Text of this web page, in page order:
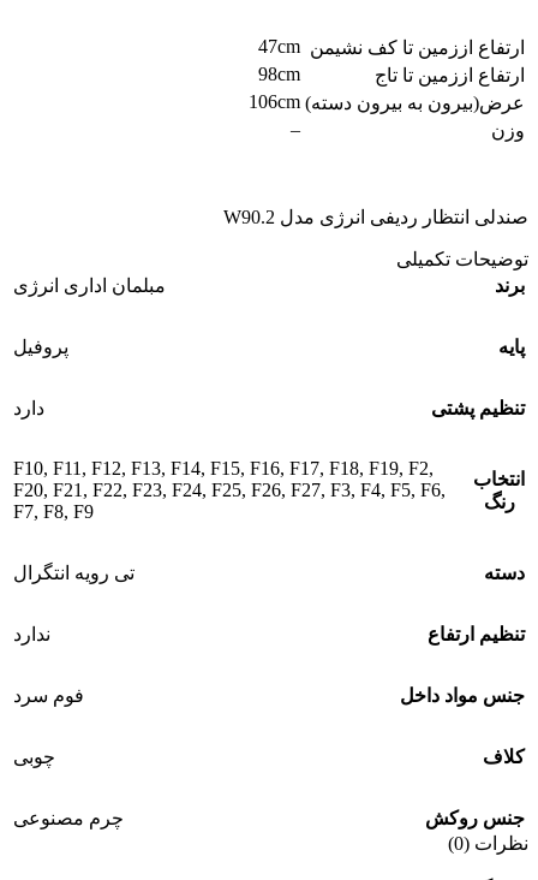
ارتفاع اززمین تا کف نشیمن 47cm
ارتفاع اززمین تا تاج
98cm
عرض(بیرون به بیرون دسته) 106cm
وزن
–
صندلی انتظار ردیفی انرژی مدل W90.2
توضیحات تکمیلی
برند
مبلمان اداری انرژی
پایه پروفیل
تنظیم پشتی دارد
انتخاب
رنگ
F10, F11 , F12, F13, F14, F15, F16, F17, F18, F19, F2,
F20, F21 , F22, F23, F24, F25, F26, F27, F3, F4, F5, F6,
F7, F8, F9
دسته تی رویه انتگرال
تنظیم ارتفاع ندارد
جنس مواد داخل فوم سرد
کلاف چوبی
جنس روکش
چرم مصنوعی
نظرات (0)